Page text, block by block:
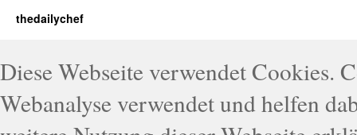
thedailychef
Diese Webseite verwendet Cookies.
Webanalyse verwendet und helfen